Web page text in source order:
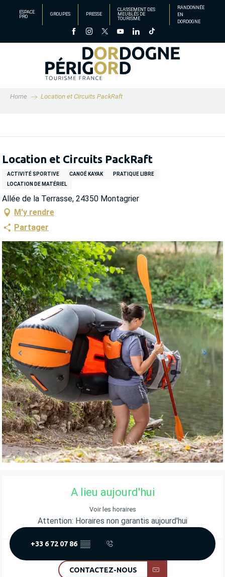
principal
ESPACE
PRO
GROUPES PRESSE
CLASSEMENT DES
MEUBLÉS DE
TOURISME
RANDONNÉE
EN
DORDOGNE
Home Location et Circuits PackRaft
Location et Circuits PackRaft
ACTIVITÉ SPORTIVE CANOÉ KAYAK
PRATIQUE LIBRE
LOCATION DE MATÉRIEL
Allée de la Terrasse, 24350 Montagrier
M'y rendre
Partager
OUVERTURE ET COORDONNÉES
A lieu aujourd'hui
Voir les horaires
Attention: Horaires non garantis aujourd'hui
+33 6 72 07 86 ▒▒
CONTACTEZ-NOUS